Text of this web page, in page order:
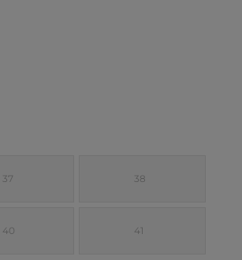
37 38
40 41